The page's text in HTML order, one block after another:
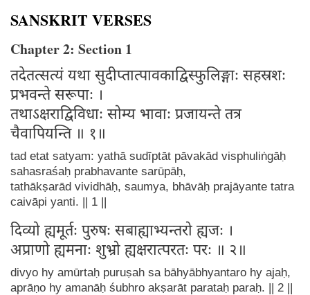
SANSKRIT VERSES
Chapter 2: Section 1
तदेतत्सत्यं यथा सुदीप्तात्पावकाद्विस्फुलिङ्गाः सहस्रशः
प्रभवन्ते सरूपाः ।
तथाऽक्षराद्विविधाः सोम्य भावाः प्रजायन्ते तत्र
चैवापियन्ति ॥ १॥
tad etat satyam: yathā sudīptāt pāvakād visphuliṅgāḥ
sahasraśaḥ prabhavante sarūpāḥ,
tathākṣarād vividhāḥ, saumya, bhāvāḥ prajāyante tatra
caivāpi yanti. || 1 ||
दिव्यो ह्यमूर्तः पुरुषः सबाह्याभ्यन्तरो ह्यजः ।
अप्राणो ह्यमनाः शुभ्रो ह्यक्षरात्परतः परः ॥ २॥
divyo hy amūrtaḥ puruṣah sa bāhyābhyantaro hy ajaḥ,
aprāṇo hy amanāḥ śubhro akṣarāt parataḥ paraḥ. || 2 ||